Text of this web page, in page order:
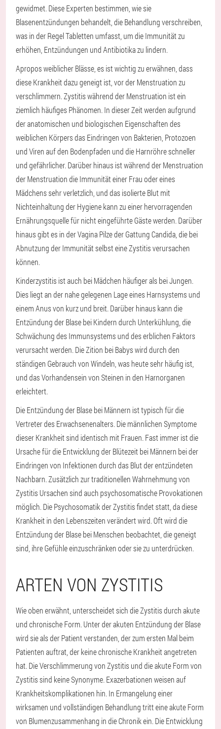
gewidmet. Diese Experten bestimmen, wie sie
Blasenentzündungen behandelt, die Behandlung verschreiben,
was in der Regel Tabletten umfasst, um die Immunität zu
erhöhen, Entzündungen und Antibiotika zu lindern.
Apropos weiblicher Blässe, es ist wichtig zu erwähnen, dass
diese Krankheit dazu geneigt ist, vor der Menstruation zu
verschlimmern. Zystitis während der Menstruation ist ein
ziemlich häufiges Phänomen. In dieser Zeit werden aufgrund
der anatomischen und biologischen Eigenschaften des
weiblichen Körpers das Eindringen von Bakterien, Protozoen
und Viren auf den Bodenpfaden und die Harnröhre schneller
und gefährlicher. Darüber hinaus ist während der Menstruation
der Menstruation die Immunität einer Frau oder eines
Mädchens sehr verletzlich, und das isolierte Blut mit
Nichteinhaltung der Hygiene kann zu einer hervorragenden
Ernährungsquelle für nicht eingeführte Gäste werden. Darüber
hinaus gibt es in der Vagina Pilze der Gattung Candida, die bei
Abnutzung der Immunität selbst eine Zystitis verursachen
können.
Kinderzystitis ist auch bei Mädchen häufiger als bei Jungen.
Dies liegt an der nahe gelegenen Lage eines Harnsystems und
einem Anus von kurz und breit. Darüber hinaus kann die
Entzündung der Blase bei Kindern durch Unterkühlung, die
Schwächung des Immunsystems und des erblichen Faktors
verursacht werden. Die Zition bei Babys wird durch den
ständigen Gebrauch von Windeln, was heute sehr häufig ist,
und das Vorhandensein von Steinen in den Harnorganen
erleichtert.
Die Entzündung der Blase bei Männern ist typisch für die
Vertreter des Erwachsenenalters. Die männlichen Symptome
dieser Krankheit sind identisch mit Frauen. Fast immer ist die
Ursache für die Entwicklung der Blütezeit bei Männern bei der
Eindringen von Infektionen durch das Blut der entzündeten
Nachbarn. Zusätzlich zur traditionellen Wahrnehmung von
Zystitis Ursachen sind auch psychosomatische Provokationen
möglich. Die Psychosomatik der Zystitis findet statt, da diese
Krankheit in den Lebenszeiten verändert wird. Oft wird die
Entzündung der Blase bei Menschen beobachtet, die geneigt
sind, ihre Gefühle einzuschränken oder sie zu unterdrücken.
ARTEN VON ZYSTITIS
Wie oben erwähnt, unterscheidet sich die Zystitis durch akute
und chronische Form. Unter der akuten Entzündung der Blase
wird sie als der Patient verstanden, der zum ersten Mal beim
Patienten auftrat, der keine chronische Krankheit angetreten
hat. Die Verschlimmerung von Zystitis und die akute Form von
Zystitis sind keine Synonyme. Exazerbationen weisen auf
Krankheitskomplikationen hin. In Ermangelung einer
wirksamen und vollständigen Behandlung tritt eine akute Form
von Blumenzusammenhang in die Chronik ein. Die Entwicklung